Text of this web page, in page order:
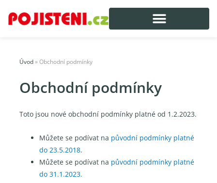
Úvod » Obchodní podmínky
Obchodní podmínky
Toto jsou nové obchodní podmínky platné od 1.2.2023.
Můžete se podívat na původní podmínky platné
do 23.5.2018.
Můžete se podívat na původní podmínky platné
do 31.1.2023.